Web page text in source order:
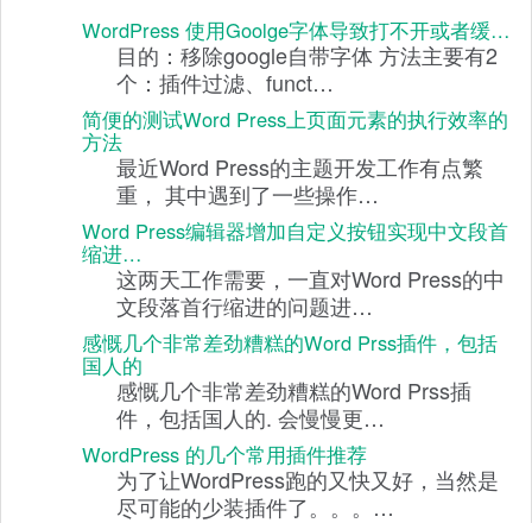
WordPress 使用Goolge字体导致打不开或者缓…
目的：移除google自带字体 方法主要有2
个：插件过滤、funct…
简便的测试Word Press上页面元素的执行效率的
方法
最近Word Press的主题开发工作有点繁
重， 其中遇到了一些操作…
Word Press编辑器增加自定义按钮实现中文段首
缩进…
这两天工作需要，一直对Word Press的中
文段落首行缩进的问题进…
感慨几个非常差劲糟糕的Word Prss插件，包括
国人的
感慨几个非常差劲糟糕的Word Prss插
件，包括国人的. 会慢慢更…
WordPress 的几个常用插件推荐
为了让WordPress跑的又快又好，当然是
尽可能的少装插件了。。。…